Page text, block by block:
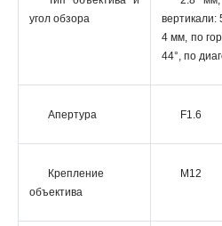
угол обзора
вертикали:
4 мм, по
44°, по
Апертура F1.6
Крепление
объектива
M12